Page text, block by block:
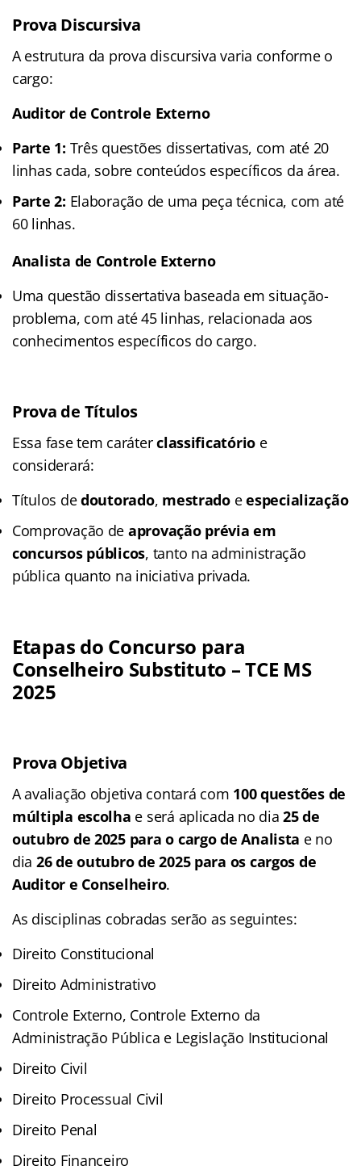
Prova Discursiva
A estrutura da prova discursiva varia conforme o
cargo:
Auditor de Controle Externo
Parte 1: Três questões dissertativas, com até 20
linhas cada, sobre conteúdos específicos da área.
Parte 2: Elaboração de uma peça técnica, com até
60 linhas.
Analista de Controle Externo
Uma questão dissertativa baseada em situação-
problema, com até 45 linhas, relacionada aos
conhecimentos específicos do cargo.
Prova de Títulos
Essa fase tem caráterclassificatório e
considerará:
Títulos dedoutorado, mestradoeespecialização
Comprovação de aprovação prévia em
concursos públicos, tanto na administração
pública quanto na iniciativa privada.
Etapas do Concurso para
Conselheiro Substituto – TCE MS
2025
Prova Objetiva
A avaliação objetiva contará com 100 questões de
múltipla escolha e será aplicada no dia25 de
outubro de 2025 para o cargo de Analista e no
dia 26 de outubro de 2025 para os cargos de
Auditor e Conselheiro.
As disciplinas cobradas serão as seguintes:
Direito Constitucional
Direito Administrativo
Controle Externo, Controle Externo da
Administração Pública e Legislação Institucional
Direito Civil
Direito Processual Civil
Direito Penal
Direito Financeiro